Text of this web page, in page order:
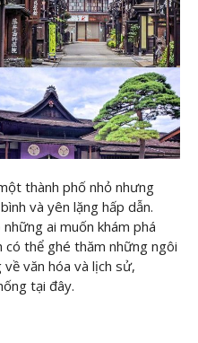
thành phố nhỏ nhưng
và yên lặng hấp dẫn.
ai muốn khám phá
có thể ghé thăm những ngôi
văn hóa và lịch sử,
tại đây.